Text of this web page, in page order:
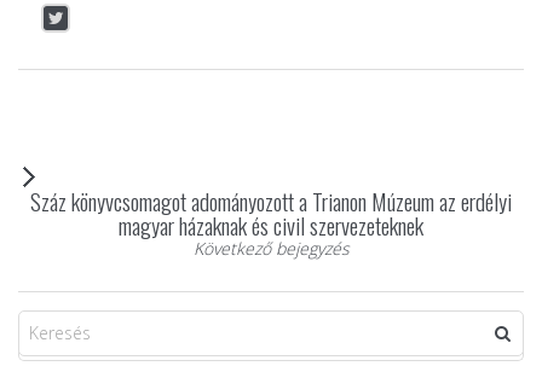
Száz könyvcsomagot adományozott a Trianon Múzeum az erdélyi
magyar házaknak és civil szervezeteknek
Következő bejegyzés